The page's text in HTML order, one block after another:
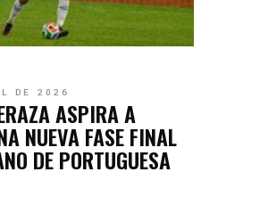
DE 2026
ASPIRA A
NUEVA FASE FINAL
DE PORTUGUESA